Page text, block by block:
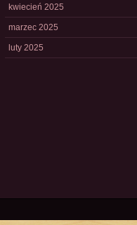
kwiecień 2025
marzec 2025
luty 2025